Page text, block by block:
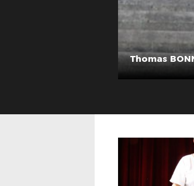
BONNIN Photo P Castelain